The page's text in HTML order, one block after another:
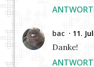
bac 11.
Danke!